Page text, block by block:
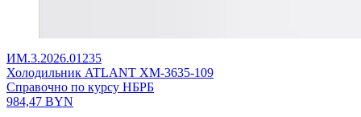
ИМ.3.2026.01235
Холодильник ATLANT ХМ-3635-109
Справочно по курсу НБРБ
984,47 BYN